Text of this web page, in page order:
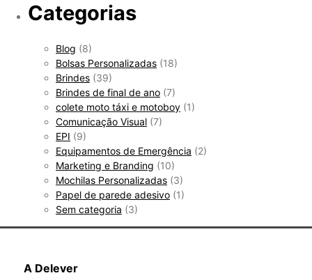
Categorias
Blog (8)
Bolsas Personalizadas (18)
Brindes (39)
Brindes de final de ano (7)
colete moto táxi e motoboy (1)
Comunicação Visual (7)
EPI (9)
Equipamentos de Emergência (2)
Marketing e Branding (10)
Mochilas Personalizadas (3)
Papel de parede adesivo (1)
Sem categoria (3)
A Delever